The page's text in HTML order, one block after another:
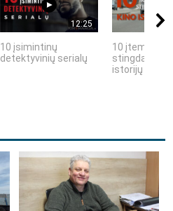
12:25
10 įsimintinų
detektyvinių serialų
10 įtemptų,
stingdančių
istorijų